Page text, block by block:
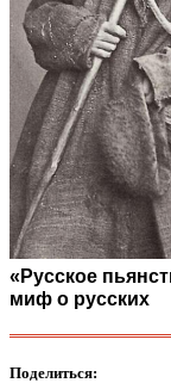
«Русское
миф о русских
Поделиться: